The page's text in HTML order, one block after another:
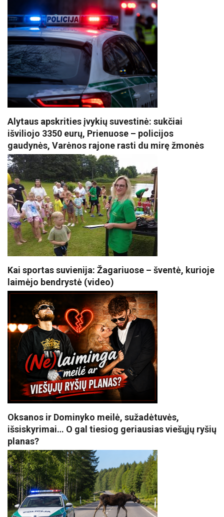
Alytaus apskrities įvykių suvestinė: sukčiai
išviliojo 3350 eurų, Prienuose – policijos
gaudynės, Varėnos rajone rasti du mirę žmonės
Kai sportas suvienija: Žagariuose – šventė, kurioje
laimėjo bendrystė (video)
Oksanos ir Dominyko meilė, sužadėtuvės,
išsiskyrimai… O gal tiesiog geriausias viešųjų ryšių
planas?